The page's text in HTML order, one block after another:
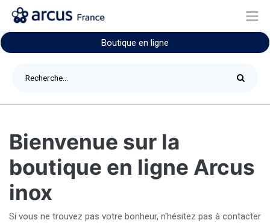
Boutique en ligne
Bienvenue sur la
boutique en ligne Arcus
inox
Si vous ne trouvez pas votre bonheur, n'hésitez pas à contacter